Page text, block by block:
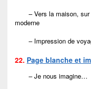
– Vers la maison, sur
moderne
– Impression de
22. Page blanche et
– Je nous imagine…